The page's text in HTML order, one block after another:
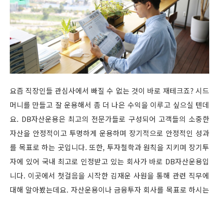
요즘 직장인들 관심사에서 빠질 수 없는 것이 바로 재테크죠? 시드
머니를 만들고 잘 운용해서 좀 더 나은 수익을 이루고 싶으실 텐데
요. DB자산운용은 최고의 전문가들로 구성되어 고객들의 소중한
자산을 안정적이고 투명하게 운용하며 장기적으로 안정적인 성과
를 목표로 하는 곳입니다. 또한, 투자철학과 원칙을 지키며 장기투
자에 있어 국내 최고로 인정받고 있는 회사가 바로 DB자산운용입
니다. 이곳에서 첫걸음을 시작한 김재운 사원을 통해 관련 직무에
대해 알아봤는데요. 자산운용이나 금융투자 회사를 목표로 하시는